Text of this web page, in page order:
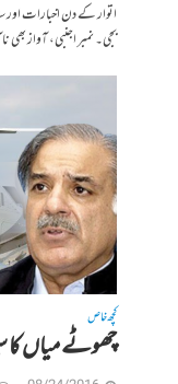
اتوار کے دن اخبارات اور
بجی۔ نمبر اجنبی، آواز
کچھ خاص
چھوٹے میاں کا